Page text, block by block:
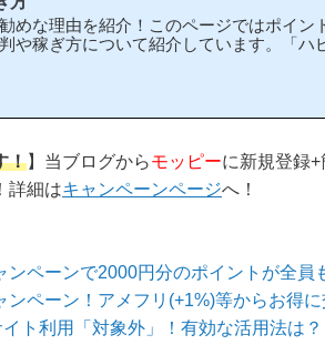
めな理由を紹介！このページではポイン
や稼ぎ方について紹介しています。「ハ
当ブログからハピタス等のポイントサイ
分で簡単にできるので、下の記事を参考
！】当ブログからモッピーに新規登録
詳細はキャンペーンページへ！
ンペーンで2000円分のポイントが全員
ンペーン！アメフリ(+1%)等からお得に
ト利用「対象外」！有効な活用法は？